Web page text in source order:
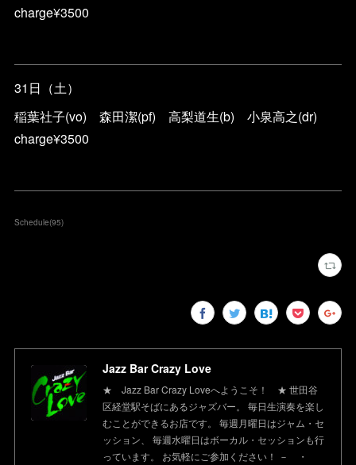
charge¥3500
31日（土）
稲葉社子(vo) 森田潔(pf) 高梨道生(b) 小泉高之(dr)
charge¥3500
Schedule(95)
Jazz Bar Crazy Love
★ Jazz Bar Crazy Loveへようこそ！ ★ 世田谷
区経堂駅そばにあるジャズバー。 毎日生演奏を楽し
むことができるお店です。 毎週月曜日はジャム・セ
ッション、 毎週水曜日はボーカル・セッションも行
っています。 お気軽にご参加ください！ － ・